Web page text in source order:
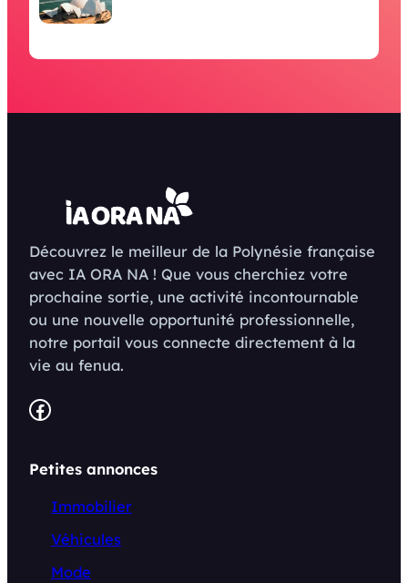
Découvrez le meilleur de la Polynésie française
avec IA ORA NA ! Que vous cherchiez votre
prochaine sortie, une activité incontournable
ou une nouvelle opportunité professionnelle,
notre portail vous connecte directement à la
vie au fenua.
Facebook
Petites annonces
Immobilier
Véhicules
Mode